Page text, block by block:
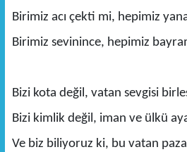
Birimiz acı çekti mi, hepimiz
Birimiz sevinince, hepimiz
Bizi kota değil, vatan sevgisi
Bizi kimlik değil, iman ve ülkü
Ve biz biliyoruz ki, bu vatan